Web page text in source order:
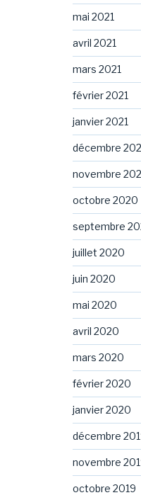
mai 2021
avril 2021
mars 2021
février 2021
janvier 2021
décembre
novembre
octobre 2020
septembre
juillet 2020
juin 2020
mai 2020
avril 2020
mars 2020
février 2020
janvier 2020
décembre
novembre
octobre 2019